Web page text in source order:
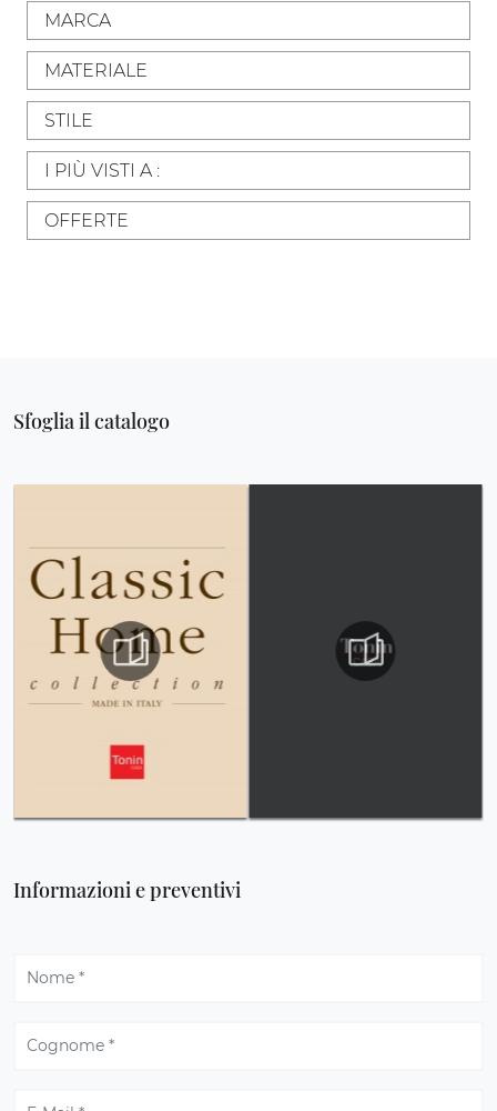
MARCA
MATERIALE
STILE
I PIÙ VISTI A :
OFFERTE
Sfoglia il catalogo
Informazioni e preventivi